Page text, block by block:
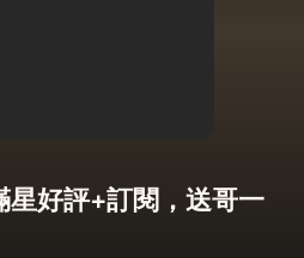
好評+訂閱，送哥一